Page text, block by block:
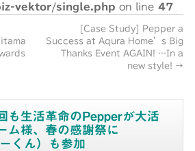
vektor/single.php on line47
[Case Study] Pepper a
Success at Aqura Home’s Big
Thanks Event AGAIN! …In a
new style! →
も生活革命のPepperが大活
ム様、春の感謝祭に
くん）も参加